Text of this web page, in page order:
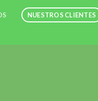
NUESTROS CLIENTES